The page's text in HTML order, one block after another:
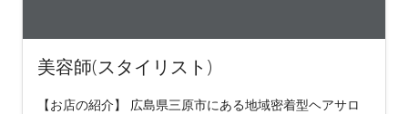
美容師(スタイリスト)
【お店の紹介】 広島県三原市にある地域密着型ヘアサロ